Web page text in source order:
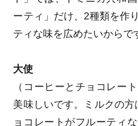
ーティ」だけ、2種類を作
ティな味を広めたいからで
大使
（コーヒーとチョコレー
美味しいです。ミルクの
ョコレートがフルーティ